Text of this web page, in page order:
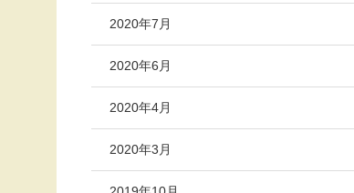
2020年7月
2020年6月
2020年4月
2020年3月